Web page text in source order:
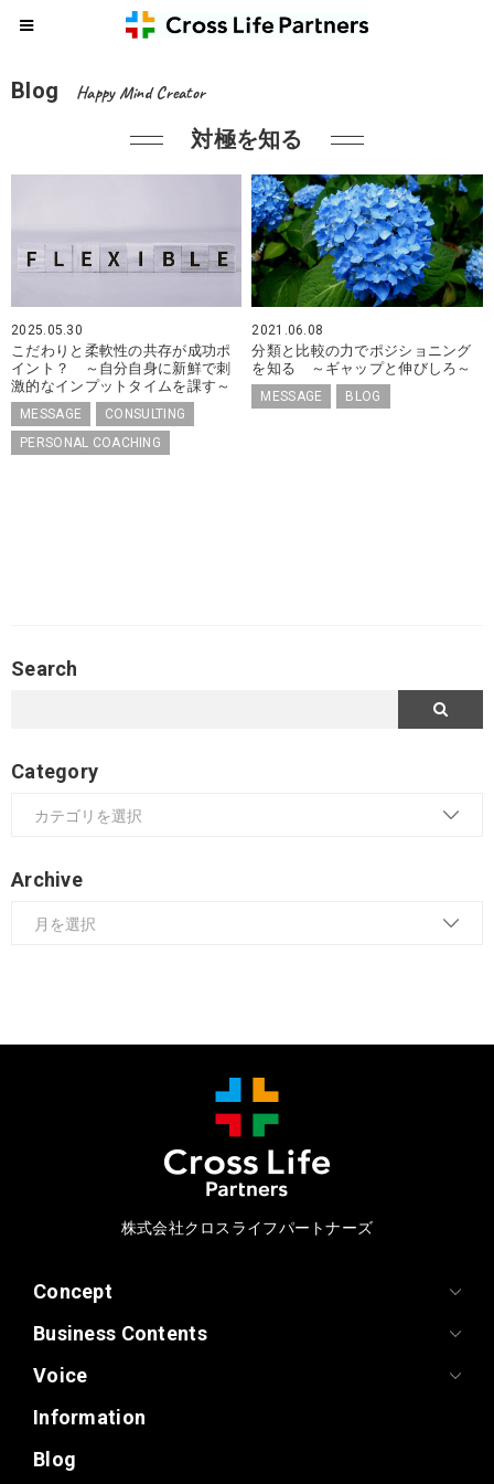
Blog Happy Mind Creator
対極を知る
2025.05.30
こだわりと柔軟性の共存が成功ポ
イント？ ～自分自身に新鮮で刺
激的なインプットタイムを課す～
MESSAGE
CONSULTING
PERSONAL COACHING
2021.06.08
分類と比較の力でポジショニング
を知る ～ギャップと伸びしろ～
MESSAGE BLOG
Search
Category
Archive
株式会社クロスライフパートナーズ
Concept
Business Contents
Voice
Information
Blog